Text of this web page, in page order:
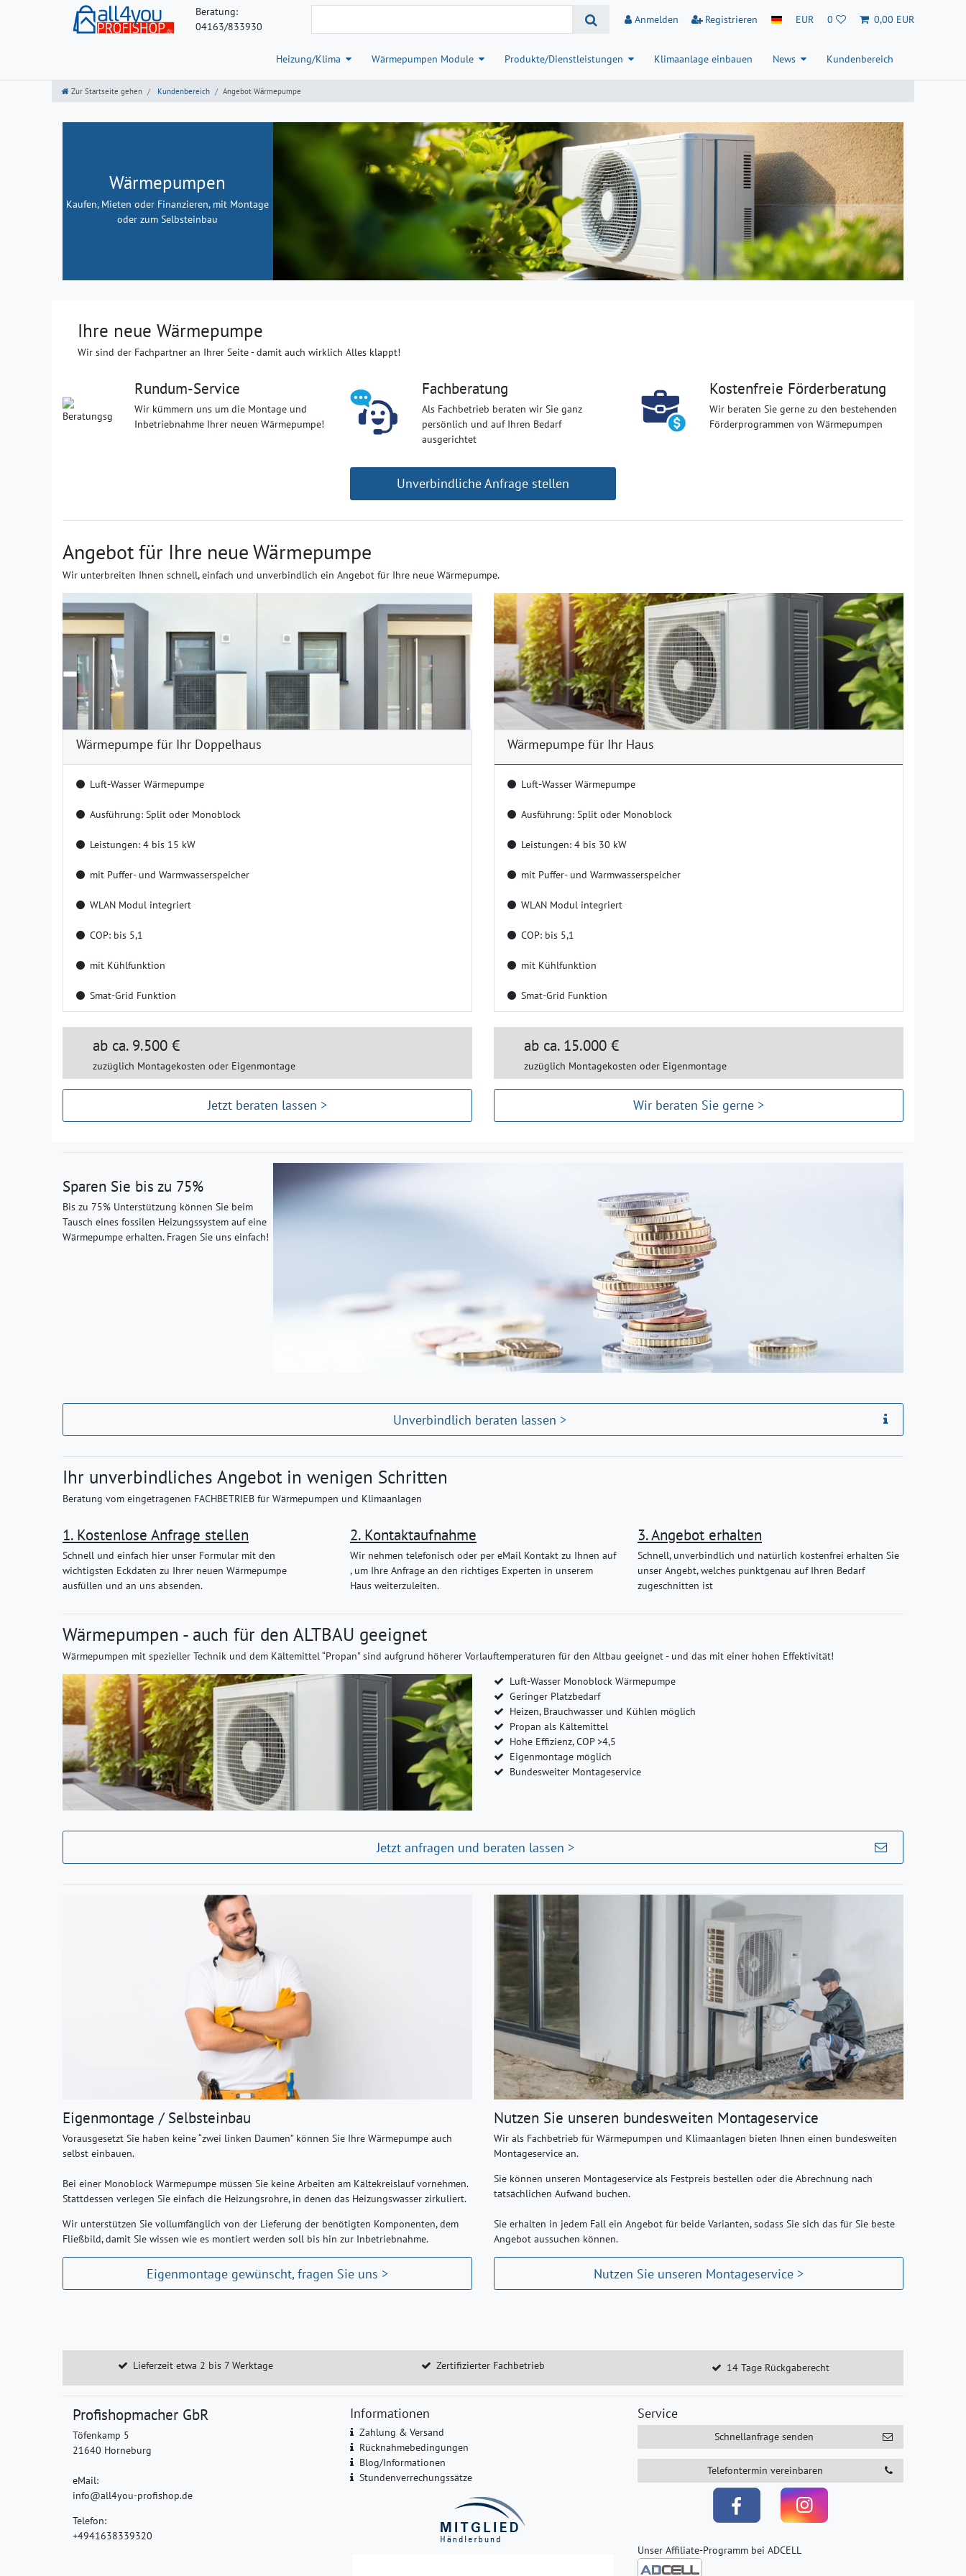
Beratung:
04163/833930
Anmelden Registrieren EUR 0 0,00 EUR
Heizung/Klima Wärmepumpen Module Produkte/Dienstleistungen Klimaanlage einbauen News Kundenbereich
Zur Startseite gehen Kundenbereich Angebot Wärmepumpe
Wärmepumpen
Kaufen, Mieten oder Finanzieren, mit Montage
oder zum Selbsteinbau
Ihre neue Wärmepumpe
Wir sind der Fachpartner an Ihrer Seite - damit auch wirklich Alles klappt!
Rundum-Service
Wir kümmern uns um die Montage und
Inbetriebnahme Ihrer neuen Wärmepumpe!
Fachberatung
Als Fachbetrieb beraten wir Sie ganz
persönlich und auf Ihren Bedarf
ausgerichtet
Kostenfreie Förderberatung
Wir beraten Sie gerne zu den bestehenden
Förderprogrammen von Wärmepumpen
Unverbindliche Anfrage stellen
Angebot für Ihre neue Wärmepumpe
Wir unterbreiten Ihnen schnell, einfach und unverbindlich ein Angebot für Ihre neue Wärmepumpe.
Wärmepumpe für Ihr Doppelhaus
Luft-Wasser Wärmepumpe
Ausführung: Split oder Monoblock
Leistungen: 4 bis 15 kW
mit Puffer- und Warmwasserspeicher
WLAN Modul integriert
COP: bis 5,1
mit Kühlfunktion
Smat-Grid Funktion
ab ca. 9.500 €
zuzüglich Montagekosten oder Eigenmontage
Jetzt beraten lassen >
Wärmepumpe für Ihr Haus
Luft-Wasser Wärmepumpe
Ausführung: Split oder Monoblock
Leistungen: 4 bis 30 kW
mit Puffer- und Warmwasserspeicher
WLAN Modul integriert
COP: bis 5,1
mit Kühlfunktion
Smat-Grid Funktion
ab ca. 15.000 €
zuzüglich Montagekosten oder Eigenmontage
Wir beraten Sie gerne >
Sparen Sie bis zu 75%
Bis zu 75% Unterstützung können Sie beim
Tausch eines fossilen Heizungssystem auf eine
Wärmepumpe erhalten. Fragen Sie uns einfach!
Unverbindlich beraten lassen >
Ihr unverbindliches Angebot in wenigen Schritten
Beratung vom eingetragenen FACHBETRIEB für Wärmepumpen und Klimaanlagen
1. Kostenlose Anfrage stellen
Schnell und einfach hier unser Formular mit den
wichtigsten Eckdaten zu Ihrer neuen Wärmepumpe
ausfüllen und an uns absenden.
2. Kontaktaufnahme
Wir nehmen telefonisch oder per eMail Kontakt zu Ihnen auf
, um Ihre Anfrage an den richtiges Experten in unserem
Haus weiterzuleiten.
3. Angebot erhalten
Schnell, unverbindlich und natürlich kostenfrei erhalten Sie
unser Angebt, welches punktgenau auf Ihren Bedarf
zugeschnitten ist
Wärmepumpen - auch für den ALTBAU geeignet
Wärmepumpen mit spezieller Technik und dem Kältemittel “Propan” sind aufgrund höherer Vorlauftemperaturen für den Altbau geeignet - und das mit einer hohen Effektivität!
Luft-Wasser Monoblock Wärmepumpe
Geringer Platzbedarf
Heizen, Brauchwasser und Kühlen möglich
Propan als Kältemittel
Hohe Effizienz, COP >4,5
Eigenmontage möglich
Bundesweiter Montageservice
Jetzt anfragen und beraten lassen >
Eigenmontage / Selbsteinbau
Vorausgesetzt Sie haben keine “zwei linken Daumen” können Sie Ihre Wärmepumpe auch
selbst einbauen.
Bei einer Monoblock Wärmepumpe müssen Sie keine Arbeiten am Kältekreislauf vornehmen.
Stattdessen verlegen Sie einfach die Heizungsrohre, in denen das Heizungswasser zirkuliert.
Wir unterstützen Sie vollumfänglich von der Lieferung der benötigten Komponenten, dem
Fließbild, damit Sie wissen wie es montiert werden soll bis hin zur Inbetriebnahme.
Eigenmontage gewünscht, fragen Sie uns >
Nutzen Sie unseren bundesweiten Montageservice
Wir als Fachbetrieb für Wärmepumpen und Klimaanlagen bieten Ihnen einen bundesweiten
Montageservice an.
Sie können unseren Montageservice als Festpreis bestellen oder die Abrechnung nach
tatsächlichen Aufwand buchen.
Sie erhalten in jedem Fall ein Angebot für beide Varianten, sodass Sie sich das für Sie beste
Angebot aussuchen können.
Nutzen Sie unseren Montageservice >
Lieferzeit etwa 2 bis 7 Werktage Zertifizierter Fachbetrieb 14 Tage Rückgaberecht
Profishopmacher GbR
Töfenkamp 5
21640 Horneburg
eMail:
info@all4you-profishop.de
Telefon:
+4941638339320
Informationen
Zahlung & Versand
Rücknahmebedingungen
Blog/Informationen
Stundenverrechungssätze
Service
Schnellanfrage senden
Telefontermin vereinbaren
Unser Affiliate-Programm bei ADCELL